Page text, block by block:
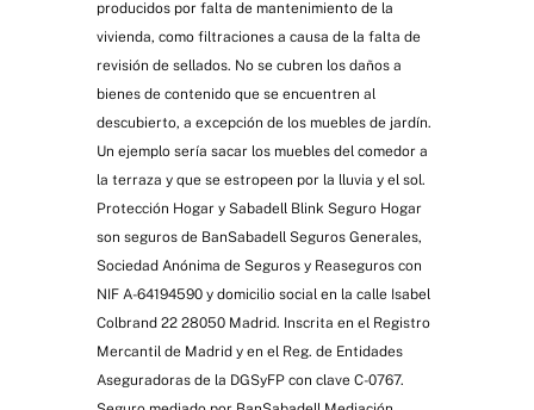
producidos por falta de mantenimiento de la
vivienda, como filtraciones a causa de la falta de
revisión de sellados. No se cubren los daños a
bienes de contenido que se encuentren al
descubierto, a excepción de los muebles de jardín.
Un ejemplo sería sacar los muebles del comedor a
la terraza y que se estropeen por la lluvia y el sol.
Protección Hogar y Sabadell Blink Seguro Hogar
son seguros de BanSabadell Seguros Generales,
Sociedad Anónima de Seguros y Reaseguros con
NIF A-64194590 y domicilio social en la calle Isabel
Colbrand 22 28050 Madrid. Inscrita en el Registro
Mercantil de Madrid y en el Reg. de Entidades
Aseguradoras de la DGSyFP con clave C-0767.